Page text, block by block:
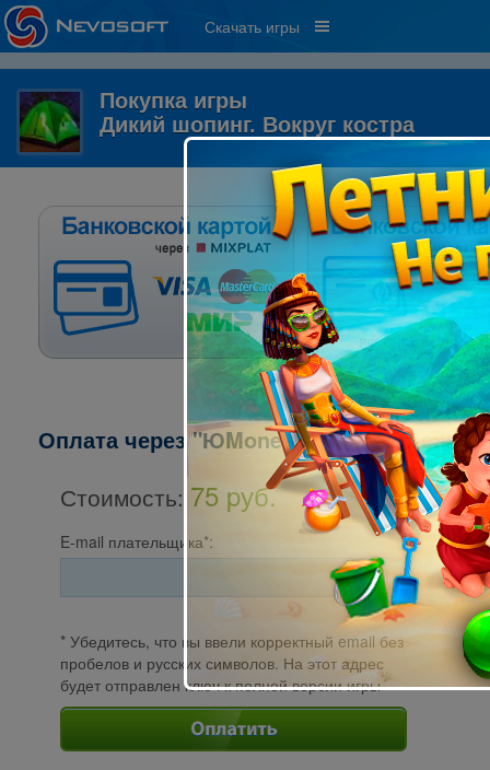
Скачать игры
Покупка игры
Дикий шопинг. Вокруг костра
Оплата через "ЮMoney"
Стоимость: 75 pуб.
E-mail плательщика*:
* Убедитесь, что вы ввели корректный email без
пробелов и русских символов. На этот адрес
будет отправлен ключ к полной версии игры